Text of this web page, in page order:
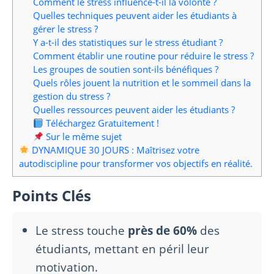
Quelles techniques peuvent aider les étudiants à
gérer le stress ?
Y a-t-il des statistiques sur le stress étudiant ?
Comment établir une routine pour réduire le stress ?
Les groupes de soutien sont-ils bénéfiques ?
Quels rôles jouent la nutrition et le sommeil dans la
gestion du stress ?
Quelles ressources peuvent aider les étudiants ?
Téléchargez Gratuitement !
Sur le même sujet
DYNAMIQUE 30 JOURS : Maîtrisez votre
autodiscipline pour transformer vos objectifs en réalité.
Points Clés
Le stress touche près de 60% des
étudiants, mettant en péril leur
motivation.